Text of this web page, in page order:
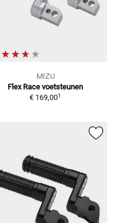
MIZU
Flex Race voetsteunen
€ 169,001